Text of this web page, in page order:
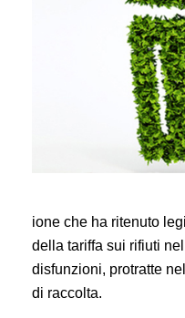
ione che ha ritenuto
della tariffa sui rifiuti
disfunzioni, protratte
di raccolta.